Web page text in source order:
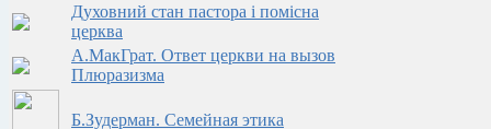
Духовний стан пастора i помiсна
церква
А.МакГрат. Ответ церкви на вызов
Плюразизма
Б.Зудерман. Семейная этика